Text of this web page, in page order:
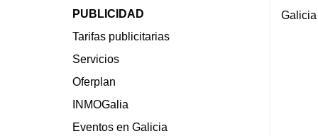
PUBLICIDAD
Tarifas publicitarias
Servicios
Oferplan
INMOGalia
Eventos en Galicia